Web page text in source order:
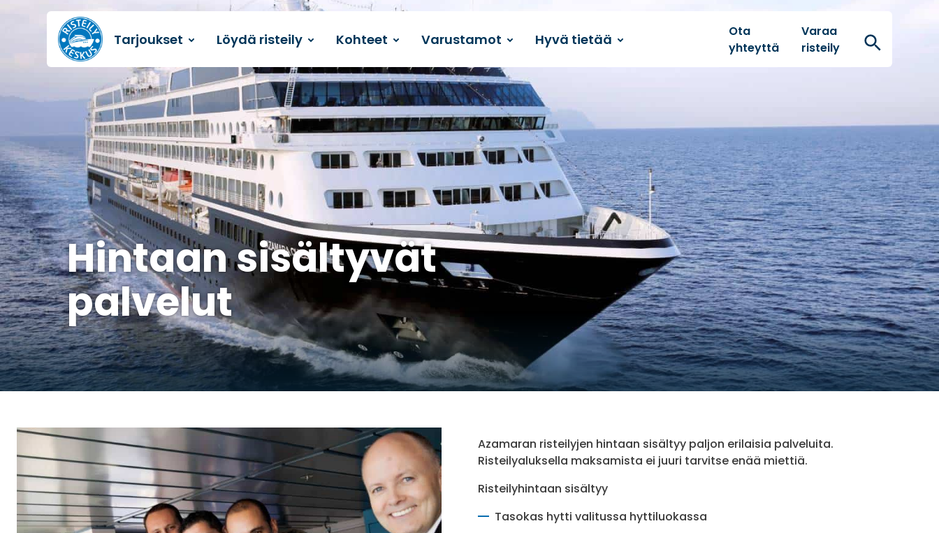
Etusivulle
Tarjoukset Löydä risteily Kohteet Varustamot Hyvä tietää
Ota
yhteyttä
Varaa
risteily
Hae
Hintaan sisältyvät
palvelut
Azamaran risteilyjen hintaan sisältyy paljon erilaisia palveluita.
Risteilyaluksella maksamista ei juuri tarvitse enää miettiä.
Risteilyhintaan sisältyy
Tasokas hytti valitussa hyttiluokassa